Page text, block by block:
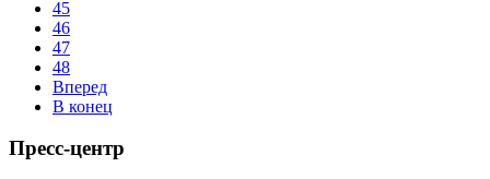
45
46
47
48
Вперед
В конец
Пресс-центр